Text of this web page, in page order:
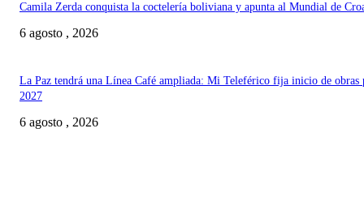
Camila Zerda conquista la coctelería boliviana y apunta al Mundial de
6 agosto , 2026
La Paz tendrá una Línea Café ampliada: Mi Teleférico fija inicio de obras
2027
6 agosto , 2026